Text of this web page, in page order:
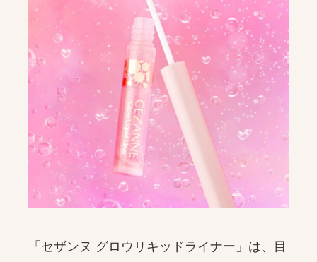
「セザンヌ グロウリキッドライナー」は、目